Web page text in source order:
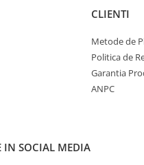
CLIENTI
Metode de
Politica de
Garantia
ANPC
IN SOCIAL MEDIA